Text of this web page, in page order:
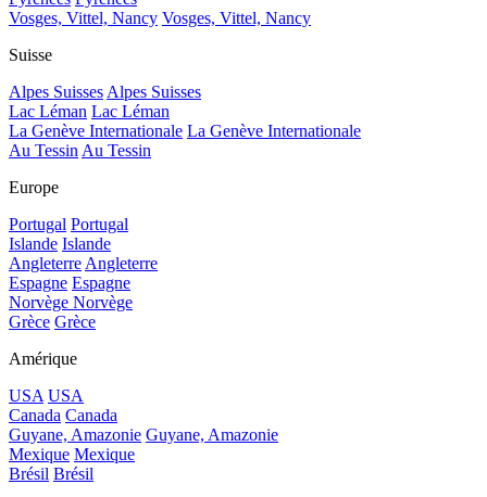
Vosges, Vittel, Nancy Vosges, Vittel, Nancy
Suisse
Alpes Suisses Alpes Suisses
Lac Léman Lac Léman
La Genève Internationale La Genève Internationale
Au Tessin Au Tessin
Europe
Portugal Portugal
Islande Islande
Angleterre Angleterre
Espagne Espagne
Norvège Norvège
Grèce Grèce
Amérique
USA USA
Canada Canada
Guyane, Amazonie Guyane, Amazonie
Mexique Mexique
Brésil Brésil